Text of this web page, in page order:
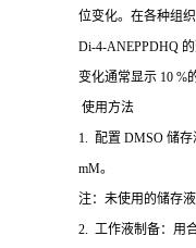
位变化。在各种组
Di-4-ANEPPDHQ
变化通常显示 10 %
使用方法
1. 配置 DMSO 储
mM。
注：未使用的储存
2. 工作液制备：用